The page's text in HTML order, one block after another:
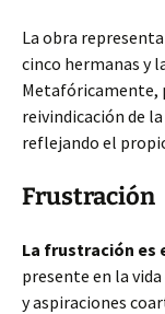
La obra
cinco hermanas y
Metafóricamente,
reivindicación de
reflejando el
Frustración
La frustración
presente en la vida
y aspiraciones